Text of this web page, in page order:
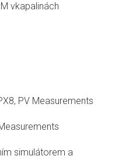
vkapalinách
PV Measurements
simulátorem a